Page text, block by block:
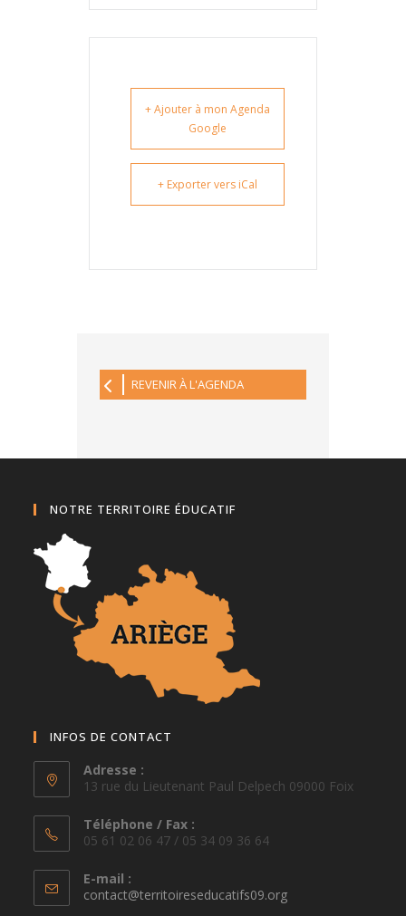
+ Ajouter à mon Agenda
Google
+ Exporter vers iCal
REVENIR À L'AGENDA
NOTRE TERRITOIRE ÉDUCATIF
INFOS DE CONTACT
Adresse :
13 rue du Lieutenant Paul Delpech 09000 Foix
Téléphone / Fax :
05 61 02 06 47 / 05 34 09 36 64
E-mail :
contact@territoireseducatifs09.orgS’ouvre